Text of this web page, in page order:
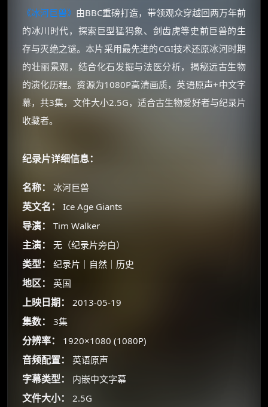
《冰河巨兽》 由BBC重磅打造，带领观众穿越回两万年前
的冰川时代，探索巨型猛犸象、剑齿虎等史前巨兽的生
存与灭绝之谜。本片采用最先进的CGI技术还原冰河时期
的壮丽景观，结合化石发掘与法医分析，揭秘远古生物
的演化历程。资源为1080P高清画质，英语原声+中文字
幕，共3集，文件大小2.5G，适合古生物爱好者与纪录片
收藏者。
纪录片详细信息：
名称： 冰河巨兽
英文名： Ice Age Giants
导演： Tim Walker
主演： 无（纪录片旁白）
类型： 纪录片｜自然｜历史
地区： 英国
上映日期： 2013-05-19
集数： 3集
分辨率： 1920×1080 (1080P)
音频配置： 英语原声
字幕类型： 内嵌中文字幕
文件大小： 2.5G